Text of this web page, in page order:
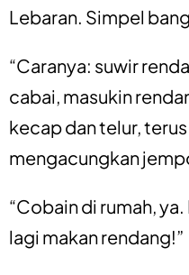
Lebaran. Simpel
“Caranya: suwir
cabai, masukin
kecap dan telur,
mengacungkan
“Cobain di rumah,
lagi makan rendang!”